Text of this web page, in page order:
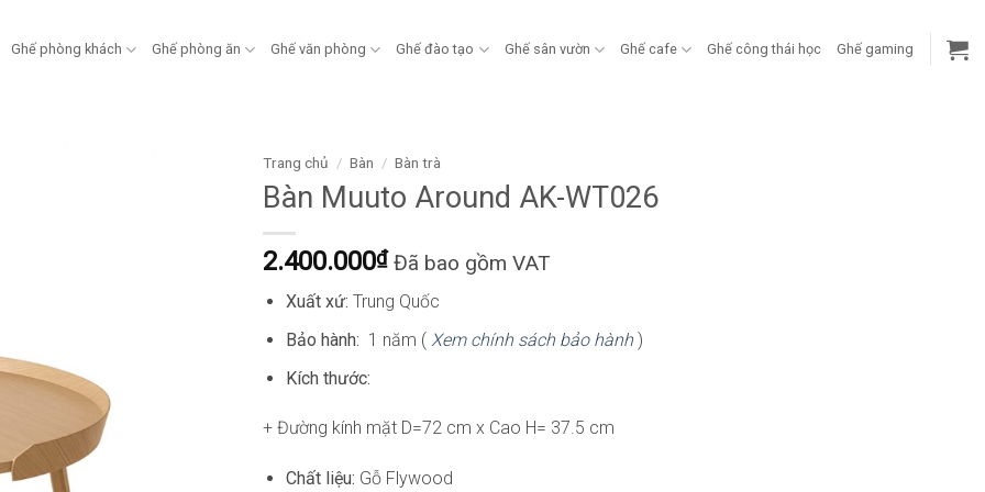
Ghế phòng khách Ghế phòng ăn Ghế văn phòng Ghế đào tạo Ghế sân vườn Ghế cafe Ghế công thái học Ghế gaming
Trang chủ / Bàn / Bàn trà
Bàn Muuto Around AK-WT026
2.400.000₫ Đã bao gồm VAT
Xuất xứ: Trung Quốc
Bảo hành: 1 năm ( Xem chính sách bảo hành)
Kích thước:
+ Đường kính mặt D=72 cm x Cao H= 37.5 cm
Chất liệu: Gỗ Flywood